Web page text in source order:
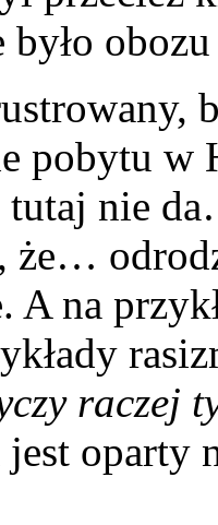
było
pobytu w
nie
że…
na
raczej
oparty